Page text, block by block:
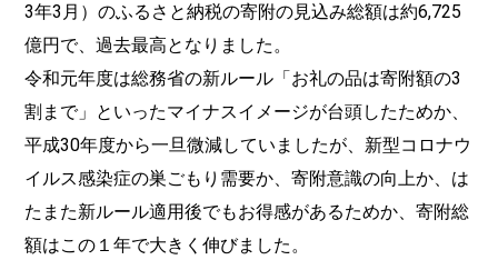
3年3月）のふるさと納税の寄附の見込み総額は約6,725
億円で、過去最高となりました。
令和元年度は総務省の新ルール「お礼の品は寄附額の3
割まで」といったマイナスイメージが台頭したためか、
平成30年度から一旦微減していましたが、新型コロナウ
イルス感染症の巣ごもり需要か、寄附意識の向上か、は
たまた新ルール適用後でもお得感があるためか、寄附総
額はこの１年で大きく伸びました。